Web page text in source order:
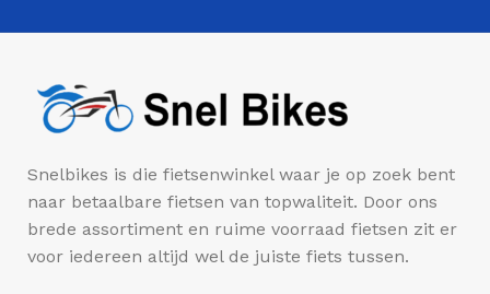
Snelbikes is die fietsenwinkel waar je op zoek bent
naar betaalbare fietsen van topwaliteit. Door ons
brede assortiment en ruime voorraad fietsen zit er
voor iedereen altijd wel de juiste fiets tussen.